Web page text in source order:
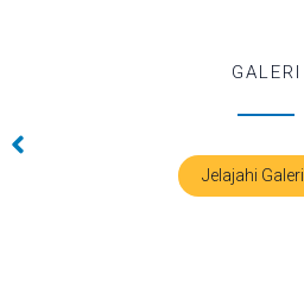
GALERI
Tanpa Keterangan
Jelajahi Galeri